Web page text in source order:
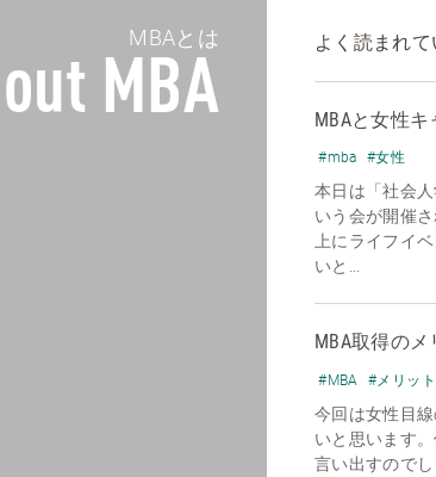
MBAとは
MBA
よく読まれ
MBAと女性キ
#mba #女性
本日は「社会
いう会が開催
上にライフイ
いと...
MBA取得のメ
#MBA #メリット
今回は女性目
いと思います
言い出すので